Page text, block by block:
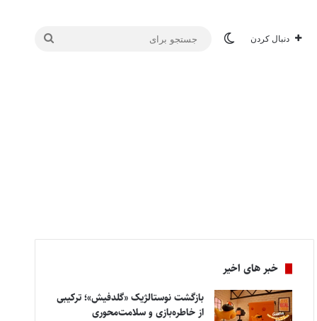
دنبال کردن تغییر پوسته
جستجو
خبر های اخیر
بازگشت نوستالژیک «گلدفیش»؛ ترکیبی
از خاطره‌بازی و سلامت‌محوری